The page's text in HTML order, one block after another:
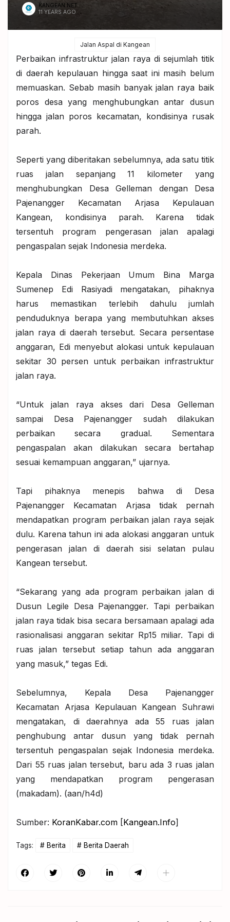
KANGEAN.NET
11 YEARS AGO
Jalan Aspal di Kangean
Perbaikan infrastruktur jalan raya di sejumlah titik
di daerah kepulauan hingga saat ini masih belum
memuaskan. Sebab masih banyak jalan raya baik
poros desa yang menghubungkan antar dusun
hingga jalan poros kecamatan, kondisinya rusak
parah.
Seperti yang diberitakan sebelumnya, ada satu titik
ruas jalan sepanjang 11 kilometer yang
menghubungkan Desa Gelleman dengan Desa
Pajenangger Kecamatan Arjasa Kepulauan
Kangean, kondisinya parah. Karena tidak
tersentuh program pengerasan jalan apalagi
pengaspalan sejak Indonesia merdeka.
Kepala Dinas Pekerjaan Umum Bina Marga
Sumenep Edi Rasiyadi mengatakan, pihaknya
harus memastikan terlebih dahulu jumlah
penduduknya berapa yang membutuhkan akses
jalan raya di daerah tersebut. Secara persentase
anggaran, Edi menyebut alokasi untuk kepulauan
sekitar 30 persen untuk perbaikan infrastruktur
jalan raya.
“Untuk jalan raya akses dari Desa Gelleman
sampai Desa Pajenangger sudah dilakukan
perbaikan secara gradual. Sementara
pengaspalan akan dilakukan secara bertahap
sesuai kemampuan anggaran,” ujarnya.
Tapi pihaknya menepis bahwa di Desa
Pajenangger Kecamatan Arjasa tidak pernah
mendapatkan program perbaikan jalan raya sejak
dulu. Karena tahun ini ada alokasi anggaran untuk
pengerasan jalan di daerah sisi selatan pulau
Kangean tersebut.
“Sekarang yang ada program perbaikan jalan di
Dusun Legile Desa Pajenangger. Tapi perbaikan
jalan raya tidak bisa secara bersamaan apalagi ada
rasionalisasi anggaran sekitar Rp15 miliar. Tapi di
ruas jalan tersebut setiap tahun ada anggaran
yang masuk,” tegas Edi.
Sebelumnya, Kepala Desa Pajenangger
Kecamatan Arjasa Kepulauan Kangean Suhrawi
mengatakan, di daerahnya ada 55 ruas jalan
penghubung antar dusun yang tidak pernah
tersentuh pengaspalan sejak Indonesia merdeka.
Dari 55 ruas jalan tersebut, baru ada 3 ruas jalan
yang mendapatkan program pengerasan
(makadam). (aan/h4d)
Sumber: KoranKabar.com [Kangean.Info]
Tags: Berita Berita Daerah